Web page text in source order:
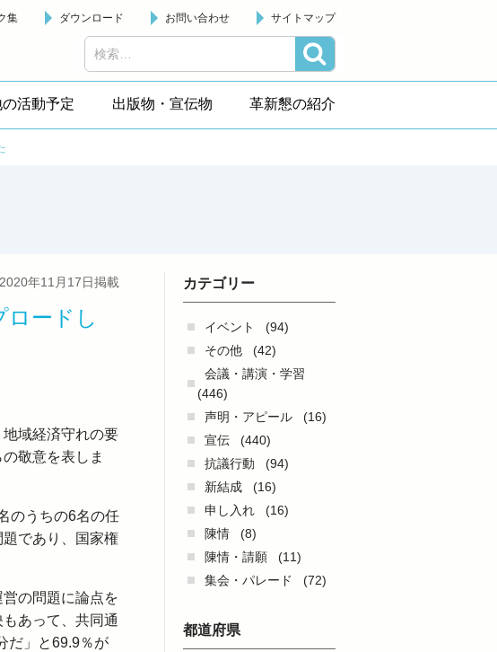
集 ダウンロード お問い合わせ サイトマップ
活動予定 出版物・宣伝物 革新懇の紹介
2020年11月17日掲載
ロードし
域経済守れの要
敬意を表しま
のうちの6名の任
であり、国家権
の問題に論点を
あって、共同通
だ」と69.9％が
カテゴリー
イベント
(94)
その他
(42)
会議・講演・学習
(446)
声明・アピール
(16)
宣伝
(440)
抗議行動
(94)
新結成
(16)
申し入れ
(16)
陳情
(8)
陳情・請願
(11)
集会・パレード
(72)
都道府県